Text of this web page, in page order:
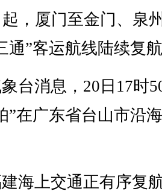
，厦门至金门、泉
通”客运航线陆续复
消息，20日17时
”在广东省台山市沿
上交通正有序复